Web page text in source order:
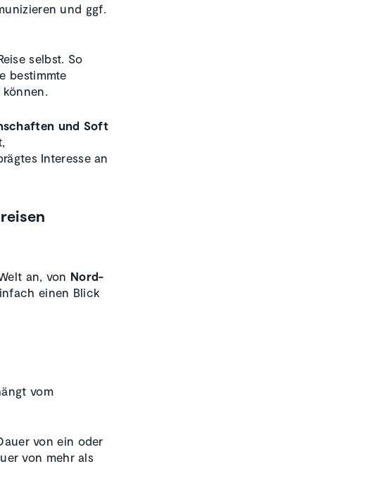
und ggf.
selbst. So
bestimmte
und Soft
Interesse an
an, von Nord-
einen Blick
vom
von ein oder
von mehr als